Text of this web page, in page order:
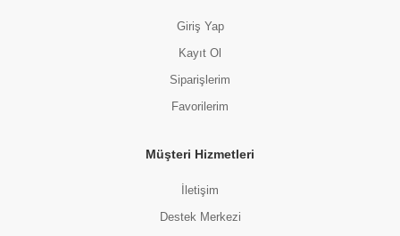
Giriş Yap
Kayıt Ol
Siparişlerim
Favorilerim
Müşteri Hizmetleri
İletişim
Destek Merkezi